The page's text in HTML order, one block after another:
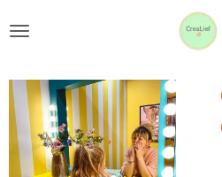
de
hoofdinhoud